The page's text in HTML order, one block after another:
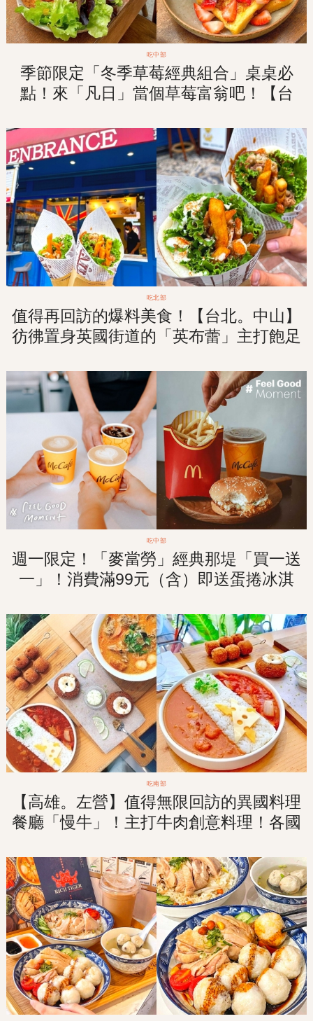
吃中部
季節限定「冬季草莓經典組合」桌桌必
點！來「凡日」當個草莓富翁吧！【台
吃北部
值得再回訪的爆料美食！【台北。中山】
彷彿置身英國街道的「英布蕾」主打飽足
吃中部
週一限定！「麥當勞」經典那堤「買一送
一」！消費滿99元（含）即送蛋捲冰淇
吃南部
【高雄。左營】值得無限回訪的異國料理
餐廳「慢牛」！主打牛肉創意料理！各國